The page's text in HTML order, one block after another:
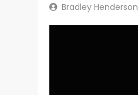
Bradley Henderson